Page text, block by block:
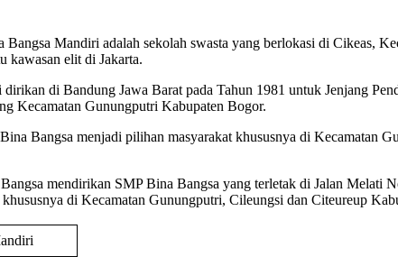
Bangsa Mandiri adalah sekolah swasta yang berlokasi di Cikeas,
kawasan elit di Jakarta.
dirikan di Bandung Jawa Barat pada Tahun 1981 untuk Jenjang
Kecamatan Gunungputri Kabupaten Bogor.
Bangsa menjadi pilihan masyarakat khususnya di Kecamatan
mendirikan SMP Bina Bangsa yang terletak di Jalan
di Kecamatan Gunungputri, Cileungsi dan Citeureup